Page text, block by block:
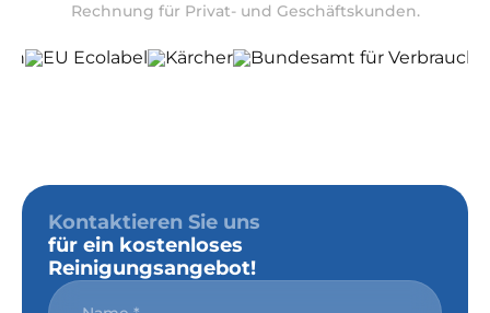
Rechnung für Privat- und Geschäftskunden.
Kontaktieren Sie uns
für ein kostenloses
Reinigungsangebot!